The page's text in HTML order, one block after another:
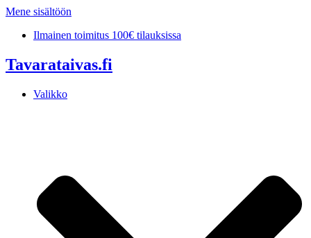
Mene sisältöön
Ilmainen toimitus 100€ tilauksissa
Tavarataivas.fi
Valikko